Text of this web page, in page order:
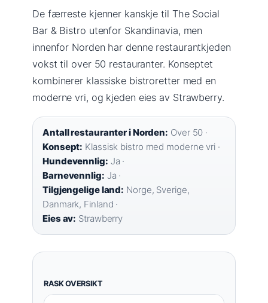
De færreste kjenner kanskje til The Social
Bar & Bistro utenfor Skandinavia, men
innenfor Norden har denne restaurantkjeden
vokst til over 50 restauranter. Konseptet
kombinerer klassiske bistroretter med en
moderne vri, og kjeden eies av Strawberry.
Antall restauranter i Norden: Over 50 ·
Konsept: Klassisk bistro med moderne vri ·
Hundevennlig: Ja ·
Barnevennlig: Ja ·
Tilgjengelige land: Norge, Sverige,
Danmark, Finland ·
Eies av: Strawberry
RASK OVERSIKT